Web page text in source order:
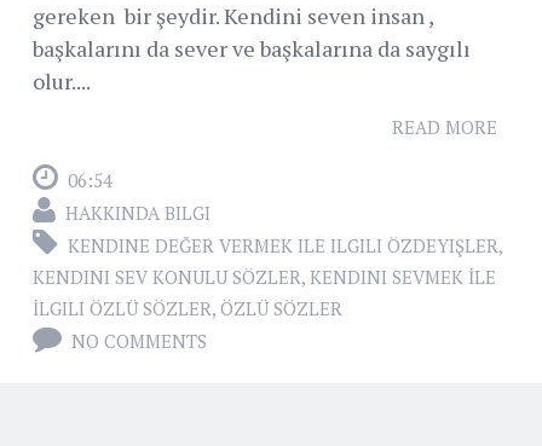
gereken bir şeydir. Kendini seven insan ,
başkalarını da sever ve başkalarına da saygılı
olur....
READ MORE
06:54
HAKKINDA BILGI
KENDINE DEĞER VERMEK ILE ILGILI ÖZDEYIŞLER,
KENDINI SEV KONULU SÖZLER, KENDINI SEVMEK İLE
İLGILI ÖZLÜ SÖZLER, ÖZLÜ SÖZLER
NO COMMENTS